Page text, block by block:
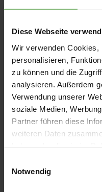
Diese Webseite
Wir verwenden Cookies,
personalisieren,
zu können und die
analysieren. Außerdem
Verwendung unserer
soziale Medien,
Partner führen diese
weiteren Daten
Notwendig
vorab eine
einholen.
Zweck der
Die
dient dazu,
analysieren,
versetzen,
verbessen.